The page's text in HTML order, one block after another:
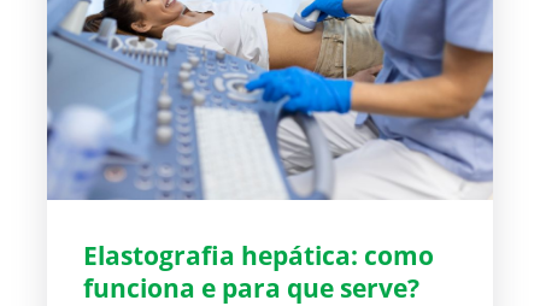
Elastografia hepática: como
funciona e para que serve?